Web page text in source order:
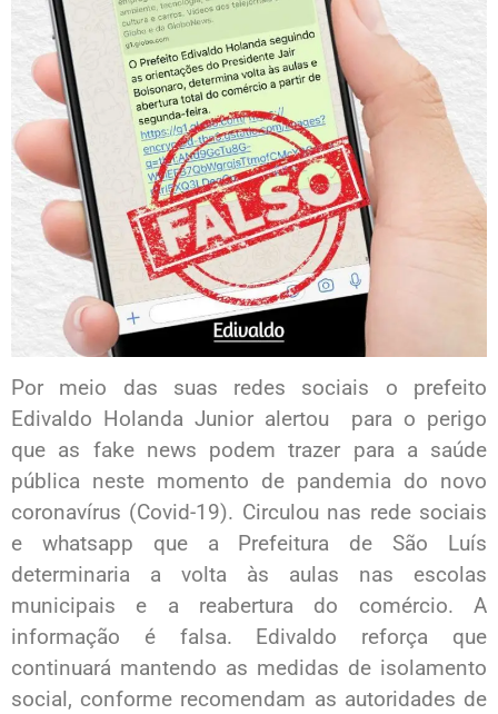
Por meio das suas redes sociais o prefeito
Edivaldo Holanda Junior alertou para o perigo
que as fake news podem trazer para a saúde
pública neste momento de pandemia do novo
coronavírus (Covid-19). Circulou nas rede sociais
e whatsapp que a Prefeitura de São Luís
determinaria a volta às aulas nas escolas
municipais e a reabertura do comércio. A
informação é falsa. Edivaldo reforça que
continuará mantendo as medidas de isolamento
social, conforme recomendam as autoridades de